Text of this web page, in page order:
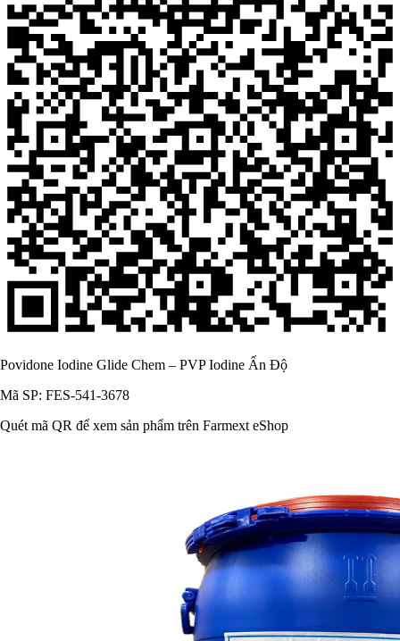
Povidone Iodine Glide Chem – PVP Iodine Ấn Độ
Mã SP: FES-541-3678
Quét mã QR để xem sản phẩm trên Farmext eShop